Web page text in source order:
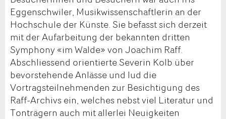
Eggenschwiler, Musikwissenschaftlerin an der
Hochschule der Künste. Sie befasst sich derzeit
mit der Aufarbeitung der bekannten dritten
Symphony «im Walde» von Joachim Raff.
Abschliessend orientierte Severin Kolb über
bevorstehende Anlässe und lud die
Vortragsteilnehmenden zur Besichtigung des
Raff-Archivs ein, welches nebst viel Literatur und
Tonträgern auch mit allerlei Neuigkeiten